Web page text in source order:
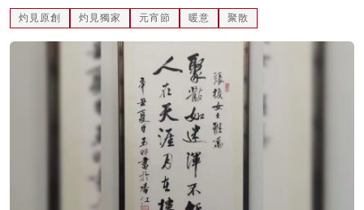
名家榜
灼見原創 灼見獨家 元宵節 暖意 聚散